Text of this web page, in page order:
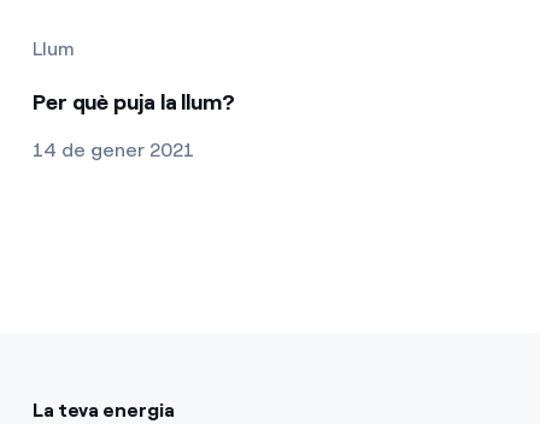
Llum
Per què puja la llum?
14 de gener 2021
La teva energia